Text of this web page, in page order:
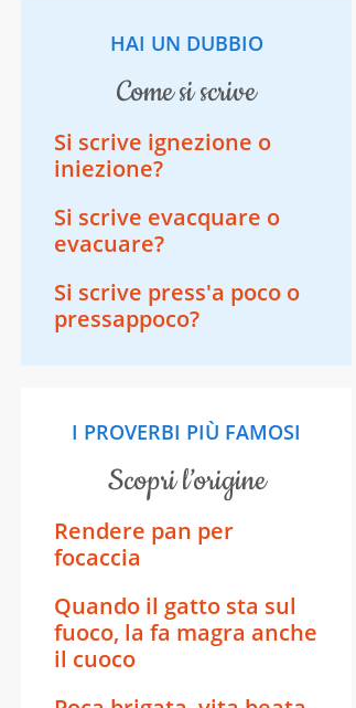
HAI UN DUBBIO
come si scrive
Si scrive ignezione o
iniezione?
Si scrive evacquare o
evacuare?
Si scrive press'a poco o
pressappoco?
I PROVERBI PIÙ FAMOSI
scopri l’origine
Rendere pan per
focaccia
Quando il gatto sta sul
fuoco, la fa magra anche
il cuoco